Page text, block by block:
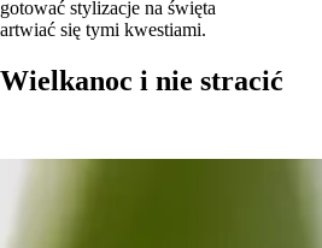
stylizacje na święta
się tymi kwestiami.
i nie stracić